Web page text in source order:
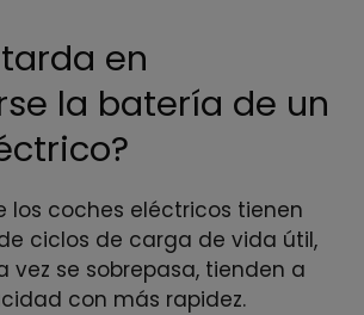
en
la batería de un
los coches eléctricos tienen
ciclos de carga de vida útil,
vez se sobrepasa, tienden a
con más rapidez.